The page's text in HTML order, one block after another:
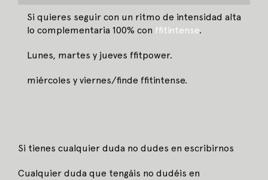
Si quieres seguir con un ritmo de intensidad alta
lo complementaria 100% con ffitintense.
Lunes, martes y jueves ffitpower.
miércoles y viernes/finde ffitintense.
Si tienes cualquier duda no dudes en escribirnos
Cualquier duda que tengáis no dudéis en